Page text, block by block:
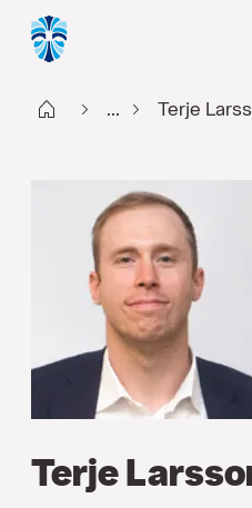
Start ... Terje
Terje